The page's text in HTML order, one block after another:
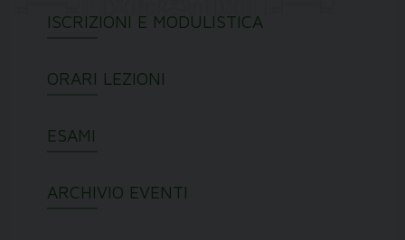
ISCRIZIONI E MODULISTICA
ORARI LEZIONI
ESAMI
ARCHIVIO EVENTI